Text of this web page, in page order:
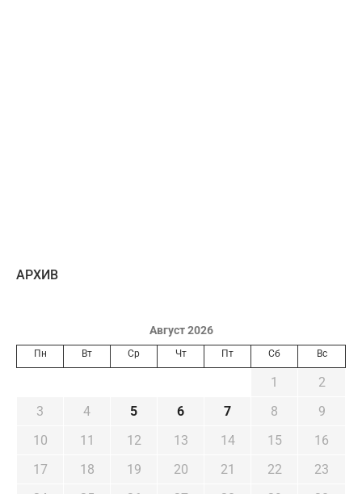
AРХИВ
Август 2026
Пн Вт Ср Чт Пт Сб Вс
1
2
3
4 5 6 7 8
9
10
11 12 13 14 15
16
17
18 19 20 21 22
23